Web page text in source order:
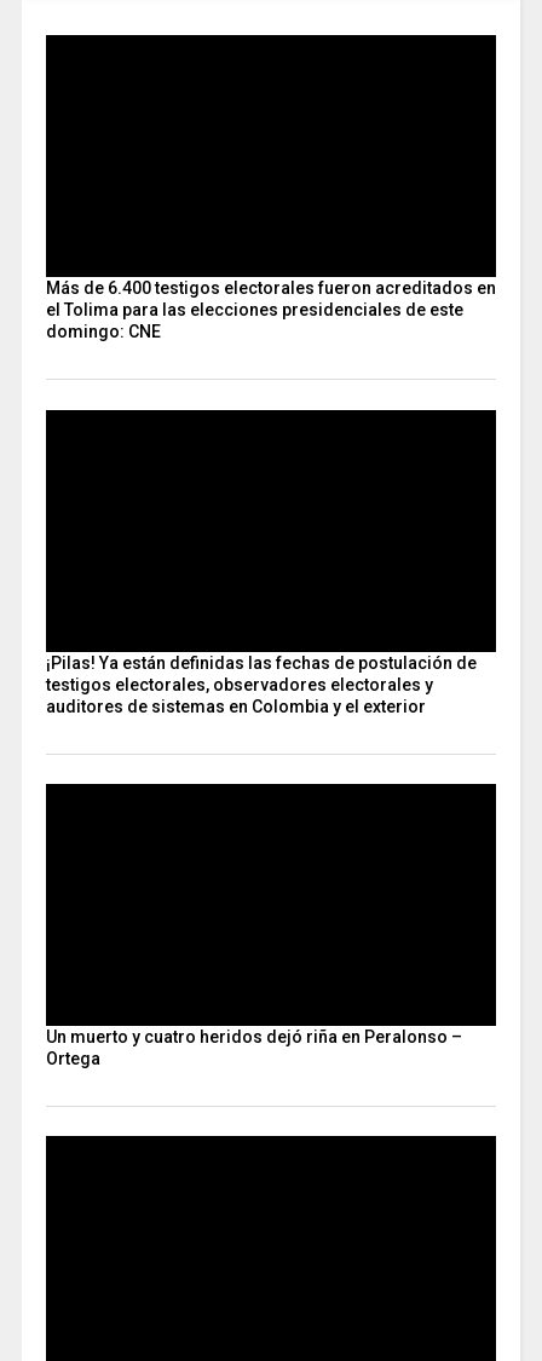
Más de 6.400 testigos electorales fueron acreditados en
el Tolima para las elecciones presidenciales de este
domingo: CNE
¡Pilas! Ya están definidas las fechas de postulación de
testigos electorales, observadores electorales y
auditores de sistemas en Colombia y el exterior
Un muerto y cuatro heridos dejó riña en Peralonso –
Ortega